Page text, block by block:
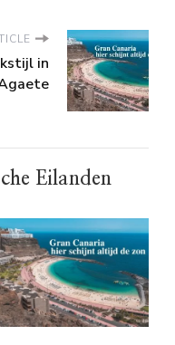
in
Eilanden